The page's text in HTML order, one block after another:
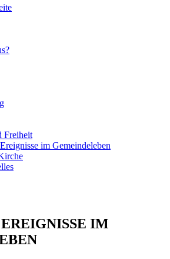
Freiheit
im Gemeindeleben
IM